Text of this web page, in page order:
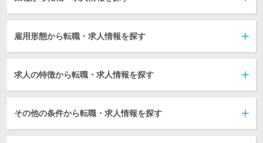
雇用形態から転職・求人情報を探す
求人の特徴から転職・求人情報を探す
その他の条件から転職・求人情報を探す